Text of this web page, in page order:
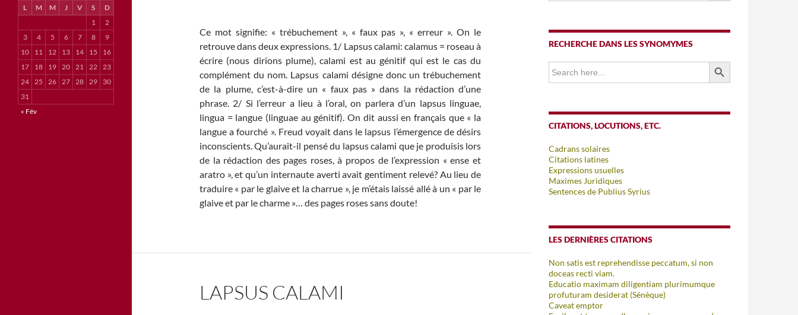
Ce mot signifie: « trébuchement », « faux pas », « erreur ». On le
retrouve dans deux expressions. 1/ Lapsus calami: calamus = roseau à
écrire (nous dirions plume), calami est au génitif qui est le cas du
complément du nom. Lapsus calami désigne donc un trébuchement
de la plume, c’est-à-dire un « faux pas » dans la rédaction d’une
phrase. 2/ Si l’erreur a lieu à l’oral, on parlera d’un lapsus linguae,
lingua = langue (linguae au génitif). On dit aussi en français que « la
langue a fourché ». Freud voyait dans le lapsus l’émergence de désirs
inconscients. Qu’aurait-il pensé du lapsus calami que je produisis lors
de la rédaction des pages roses, à propos de l’expression « ense et
aratro », et qu’un internaute averti avait gentiment relevé? Au lieu de
traduire « par le glaive et la charrue », je m’étais laissé allé à un « par le
glaive et par le charme »… des pages roses sans doute!
LAPSUS CALAMI
RECHERCHE DANS LES SYNOMYMES
Search
for:
SEARCH BUTTON
CITATIONS, LOCUTIONS, ETC.
Cadrans solaires
Citations latines
Expressions usuelles
Maximes Juridiques
Sentences de Publius Syrius
LES DERNIÈRES CITATIONS
Non satis est reprehendisse peccatum, si non
doceas recti viam.
Educatio maximam diligentiam plurimumque
profuturam desiderat (Sénèque)
Caveat emptor
L M M J V S
D
1
2
3
4 5 6 7 8
9
10
11 12 13 14 15
16
17
18 19 20 21 22 23
24 25 26 27 28 29
30
31
« Fév